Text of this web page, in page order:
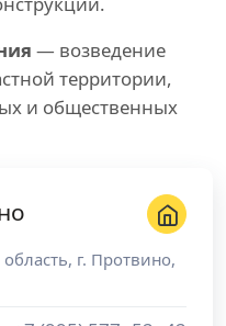
— возведение
территории,
и общественных
, г. Протвино,